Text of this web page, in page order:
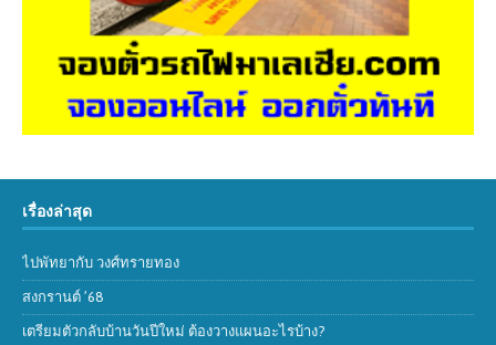
เรื่องล่าสุด
ไปพัทยากับ วงศ์ทรายทอง
สงกรานต์ ’68
เตรียมตัวกลับบ้านวันปีใหม่ ต้องวางแผนอะไรบ้าง?